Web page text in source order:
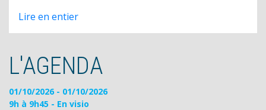
Lire en entier
L'AGENDA
01/10/2026 - 01/10/2026
9h à 9h45 - En visio